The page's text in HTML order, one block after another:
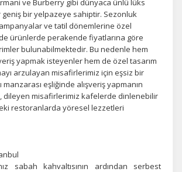
ve Burberry gibi dünyaca ünlü lüks
bir yelpazeye sahiptir. Sezonluk
ve tatil dönemlerine özel
ürünlerde perakende fiyatlarına göre
bulunabilmektedir. Bu nedenle hem
yapmak isteyenler hem de özel tasarım
arzulayan misafirlerimiz için eşsiz bir
manzarası eşliğinde alışveriş yapmanın
dileyen misafirlerimiz kafelerde dinlenebilir
restoranlarda yöresel lezzetleri
sabah kahvaltısının ardından serbest